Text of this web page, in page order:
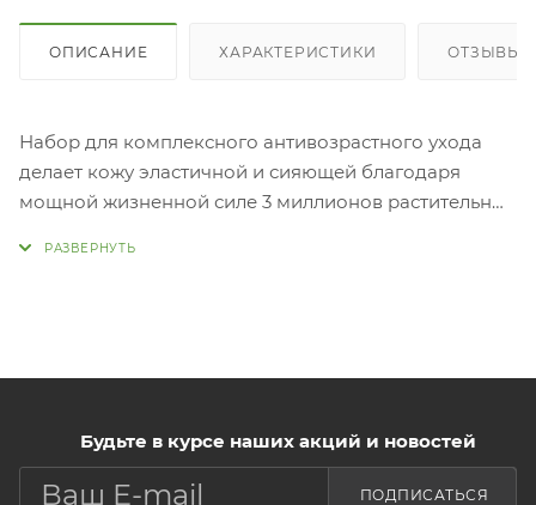
ОПИСАНИЕ ХАРАКТЕРИСТИКИ ОТЗЫВЫ
Набор для комплексного антивозрастного ухода
делает кожу эластичной и сияющей благодаря
мощной жизненной силе 3 миллионов растительных
глаз.
очищенную, тонизированную кожу.
Будьте в курсе наших акций и новостей
ПОДПИСАТЬСЯ